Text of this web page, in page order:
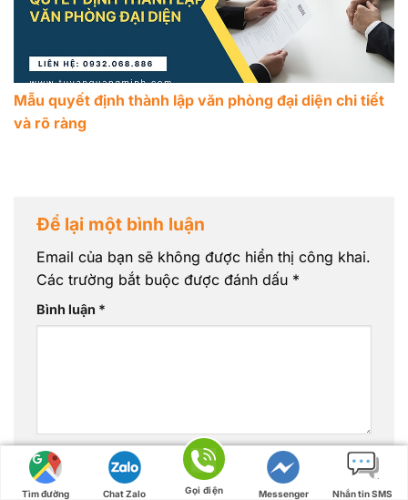
Mẫu quyết định thành lập văn phòng đại diện chi tiết
và rõ ràng
Để lại một bình luận
Email của bạn sẽ không được hiển thị công khai.
Các trường bắt buộc được đánh dấu *
Bình luận *
Tên
Tìm đường Chat Zalo Gọi điện Messenger Nhắn tin SMS